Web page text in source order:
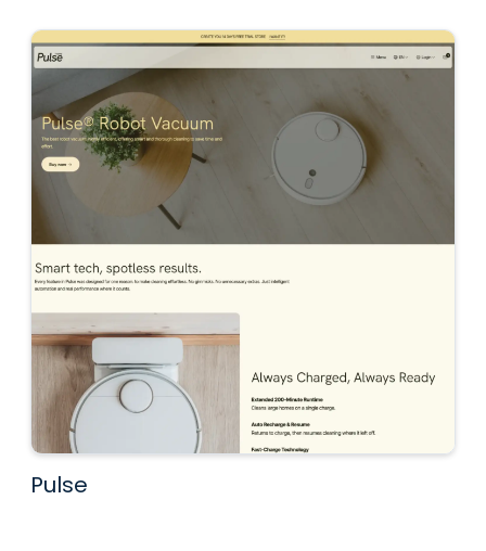
Pulse